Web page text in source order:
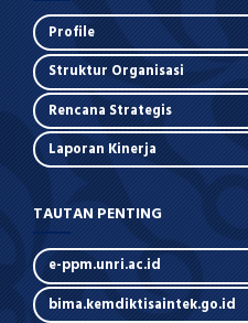
Profile
Struktur Organisasi
Rencana Strategis
Laporan Kinerja
TAUTAN PENTING
e-ppm.unri.ac.id
bima.kemdiktisaintek.go.id